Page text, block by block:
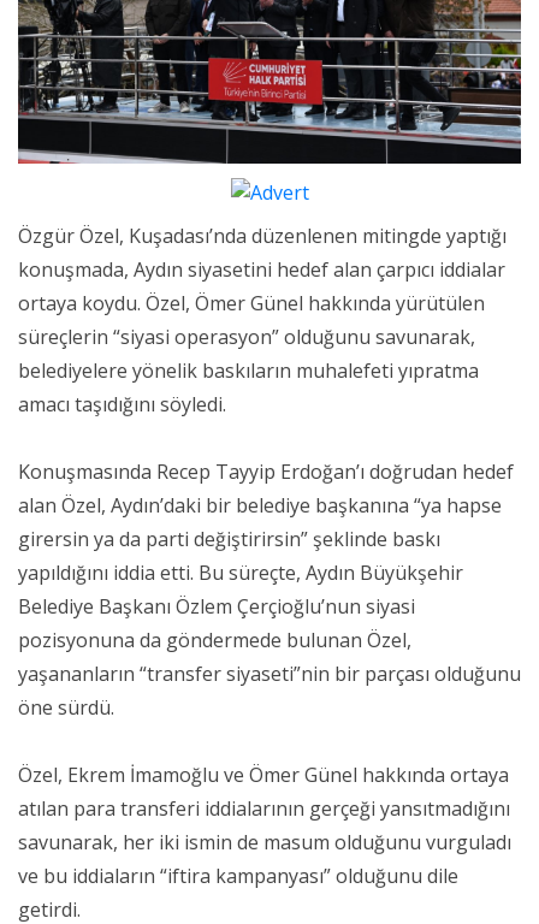
Özgür Özel, Kuşadası’nda düzenlenen mitingde yaptığı
konuşmada, Aydın siyasetini hedef alan çarpıcı iddialar
ortaya koydu. Özel, Ömer Günel hakkında yürütülen
süreçlerin “siyasi operasyon” olduğunu savunarak,
belediyelere yönelik baskıların muhalefeti yıpratma
amacı taşıdığını söyledi.
Konuşmasında Recep Tayyip Erdoğan’ı doğrudan hedef
alan Özel, Aydın’daki bir belediye başkanına “ya hapse
girersin ya da parti değiştirirsin” şeklinde baskı
yapıldığını iddia etti. Bu süreçte, Aydın Büyükşehir
Belediye Başkanı Özlem Çerçioğlu’nun siyasi
pozisyonuna da göndermede bulunan Özel,
yaşananların “transfer siyaseti”nin bir parçası olduğunu
öne sürdü.
Özel, Ekrem İmamoğlu ve Ömer Günel hakkında ortaya
atılan para transferi iddialarının gerçeği yansıtmadığını
savunarak, her iki ismin de masum olduğunu vurguladı
ve bu iddiaların “iftira kampanyası” olduğunu dile
getirdi.